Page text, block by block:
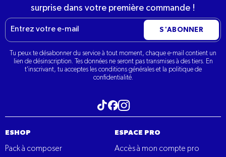
surprise dans votre première commande !
E-
mail
S'ABONNER
Tu peux te désabonner du service à tout moment, chaque e-mail contient un
lien de désinscription. Tes données ne seront pas transmises à des tiers. En
t'inscrivant, tu acceptes les conditions générales et la politique de
confidentialité.
Visitez notre tiktok
Visitez notre Facebook
ESHOP
Pack à composer
ESPACE PRO
Accès à mon compte pro